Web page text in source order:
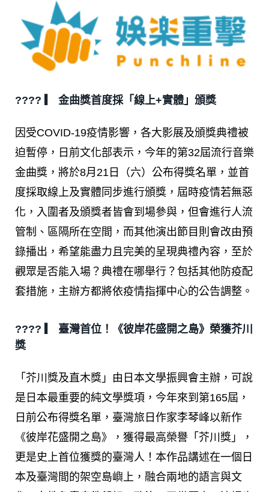
???? ▎ 金曲獎首度採「線上+實體」頒獎
因受COVID-19疫情影響，各大影展及頒獎典禮被
迫暫停，日前文化部表示，今年的第32屆流行音樂
金曲獎，將於8月21日（六）公布得獎名單，並首
度採取線上及實體同步進行頒獎，屆時疫情若無惡
化，入圍者及頒獎者皆會到場參與，但會進行人流
管制、區隔所在空間，而其他演出節目則會改由預
錄播出，希望能盡力且完美的呈現典禮內容，至於
觀眾是否能入場？典禮在哪舉行？包括其他防疫配
套措施，主辦方都將依疫情指揮中心的公告調整。
???? ▎ 臺灣首位！《彼岸花盛開之島》榮獲芥川
獎
「芥川獎及直木獎」由日本文學振興會主辦，可說
是日本最重要的純文學獎項，今年來到第165屆，
日前公布得獎名單，臺灣旅日作家李琴峰以新作
《彼岸花盛開之島》，獲得最高榮譽「芥川獎」，
更是史上首位獲獎的臺灣人！本作品講述在一個日
本及臺灣間的架空島嶼上，融合兩地的語言與文